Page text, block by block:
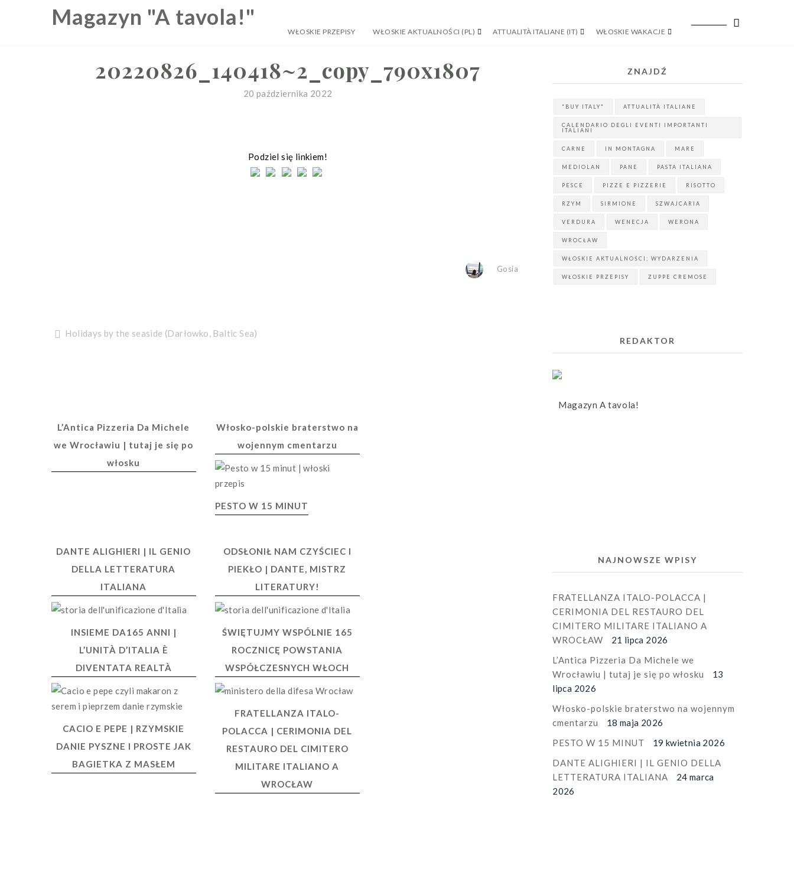
Magazyn "A tavola!"
WŁOSKIE PRZEPISY WŁOSKIE AKTUALNOŚCI (PL) ATTUALITÀ ITALIANE (IT) WŁOSKIE WAKACJE
20220826_140418~2_copy_790x1807
20 października 2022
Podziel się linkiem!
Gosia
Nawigacja
wpisu
Holidays by the seaside (Darłowko, Baltic Sea)
L’Antica Pizzeria Da Michele
we Wrocławiu | tutaj je się po
włosku
Włosko-polskie braterstwo na
wojennym cmentarzu
PESTO W 15 MINUT
DANTE ALIGHIERI | IL GENIO
DELLA LETTERATURA
ITALIANA
ODSŁONIŁ NAM CZYŚCIEC I
PIEKŁO | DANTE, MISTRZ
LITERATURY!
INSIEME DA165 ANNI |
L’UNITÀ D’ITALIA È
DIVENTATA REALTÀ
ŚWIĘTUJMY WSPÓLNIE 165
ROCZNICĘ POWSTANIA
WSPÓŁCZESNYCH WŁOCH
CACIO E PEPE | RZYMSKIE
DANIE PYSZNE I PROSTE JAK
BAGIETKA Z MASŁEM
FRATELLANZA ITALO-
POLACCA | CERIMONIA DEL
RESTAURO DEL CIMITERO
MILITARE ITALIANO A
WROCŁAW
ZNAJDŹ
"BUY ITALY" ATTUALITÀ ITALIANE
CALENDARIO DEGLI EVENTI IMPORTANTI
ITALIANI
CARNE IN MONTAGNA MARE
MEDIOLAN PANE PASTA ITALIANA
PESCE PIZZE E PIZZERIE RISOTTO
RZYM SIRMIONE SZWAJCARIA
VERDURA WENECJA WERONA
WROCŁAW
WŁOSKIE AKTUALNOŚCI; WYDARZENIA
WŁOSKIE PRZEPISY ZUPPE CREMOSE
REDAKTOR
Magazyn A tavola!
NAJNOWSZE WPISY
FRATELLANZA ITALO-POLACCA |
CERIMONIA DEL RESTAURO DEL
CIMITERO MILITARE ITALIANO A
WROCŁAW
21 lipca 2026
L’Antica Pizzeria Da Michele we
Wrocławiu | tutaj je się po włosku
13
lipca 2026
Włosko-polskie braterstwo na wojennym
cmentarzu
18 maja 2026
PESTO W 15 MINUT
19 kwietnia 2026
DANTE ALIGHIERI | IL GENIO DELLA
LETTERATURA ITALIANA
24 marca
2026